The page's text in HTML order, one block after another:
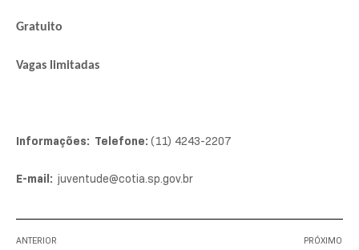
Gratuito
Vagas limitadas
Informações: Telefone: (11) 4243-2207
E-mail: juventude@cotia.sp.gov.br
ANTERIOR PRÓXIMO